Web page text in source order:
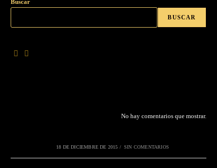
Buscar
BUSCAR
No hay comentarios que mostrar.
18 DE DICIEMBRE DE 2015 / SIN COMENTARIOS